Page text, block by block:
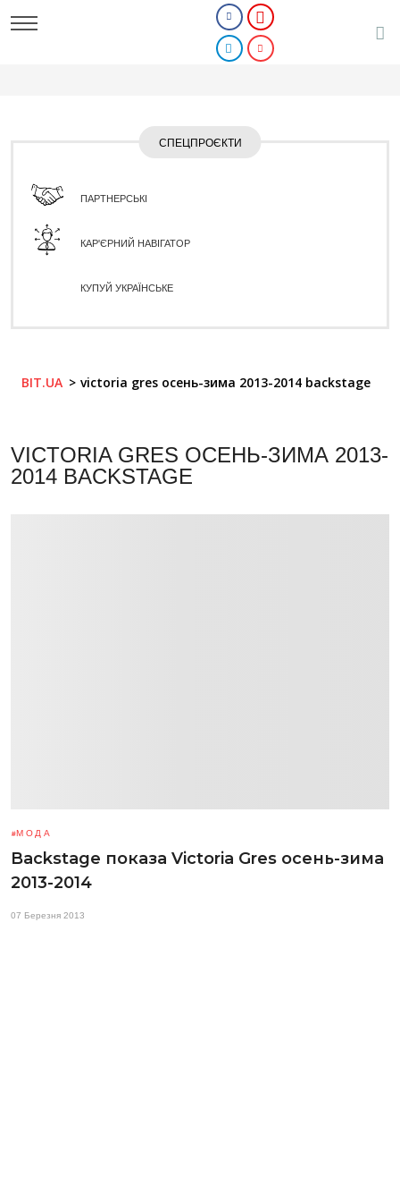
СПЕЦПРОЄКТИ
ПАРТНЕРСЬКІ
КАР'ЄРНИЙ НАВІГАТОР
КУПУЙ УКРАЇНСЬКЕ
BIT.UA victoria gres осень-зима 2013-2014 backstage
VICTORIA GRES ОСЕНЬ-ЗИМА 2013-
2014 BACKSTAGE
МОДА
Backstage показа Victoria Gres осень-зима
2013-2014
07 Березня 2013